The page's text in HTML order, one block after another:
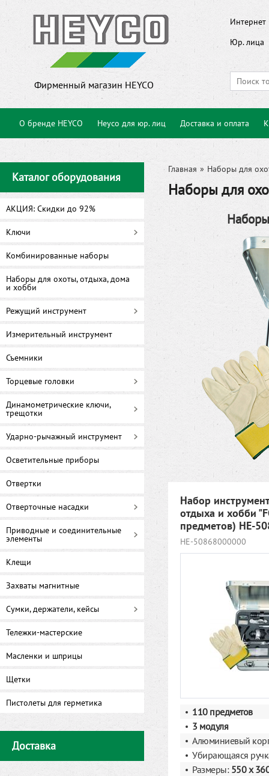
Фирменный магазин HEYCO
Интернет
Юр. лица
О бренде HEYCO Heyco для юр. лиц Доставка и оплата
Каталог оборудования
АКЦИЯ: Скидки до 92%
Ключи
Комбинированные наборы
Наборы для охоты, отдыха, дома
и хобби
Режущий инструмент
Измерительный инструмент
Съемники
Торцевые головки
Динамометрические ключи,
трещотки
Ударно-рычажный инструмент
Осветительные приборы
Отвертки
Отверточные насадки
Приводные и соединительные
элементы
Клещи
Захваты магнитные
Сумки, держатели, кейсы
Тележки-мастерские
Масленки и шприцы
Щетки
Пистолеты для герметика
Доставка
Главная » Наборы для
Наборы для
Набор
отдыха и хобби
предметов) HE-
HE-50868000000
110 предметов
3 модуля
Алюминиевый
Убирающаяся
Размеры: 550 x